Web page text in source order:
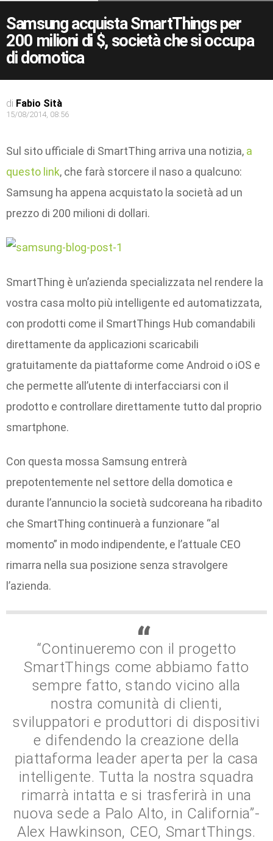
Samsung acquista SmartThings per
200 milioni di $, società che si occupa
di domotica
di Fabio Sità
15/08/2014, 08:56
Sul sito ufficiale di SmartThing arriva una notizia, a
questo link, che farà storcere il naso a qualcuno:
Samsung ha appena acquistato la società ad un
prezzo di 200 milioni di dollari.
SmartThing è un’azienda specializzata nel rendere la
vostra casa molto più intelligente ed automatizzata,
con prodotti come il SmartThings Hub comandabili
direttamente da applicazioni scaricabili
gratuitamente da piattaforme come Android o iOS e
che permette all’utente di interfacciarsi con il
prodotto e controllare direttamente tutto dal proprio
smartphone.
Con questa mossa Samsung entrerà
prepotentemente nel settore della domotica e
durante l’annuncio la società sudcoreana ha ribadito
che SmartThing continuerà a funzionare “al
momento” in modo indipendente, e l’attuale CEO
rimarra nella sua posizione senza stravolgere
l’azienda.
“Continueremo con il progetto
SmartThings come abbiamo fatto
sempre fatto, stando vicino alla
nostra comunità di clienti,
sviluppatori e produttori di dispositivi
e difendendo la creazione della
piattaforma leader aperta per la casa
intelligente. Tutta la nostra squadra
rimarrà intatta e si trasferirà in una
nuova sede a Palo Alto, in California”-
Alex Hawkinson, CEO, SmartThings.